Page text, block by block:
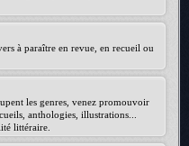
à paraître en revue, en recueil ou
les genres, venez promouvoir
anthologies, illustrations...
littéraire.